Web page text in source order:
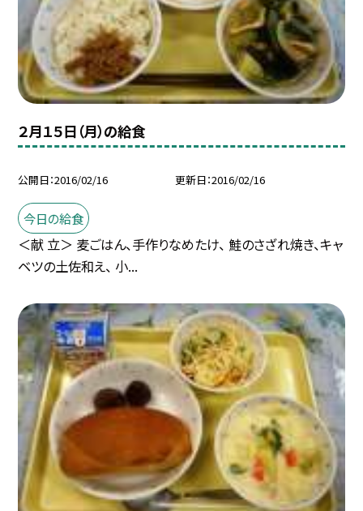
２月１５日（月）の給食
公開日 2016/02/16 更新日 2016/02/16
今日の給食
＜献 立＞ 麦ごはん、手作りなめたけ、 鮭のさざれ焼き、キャ
ベツの土佐和え、 小...